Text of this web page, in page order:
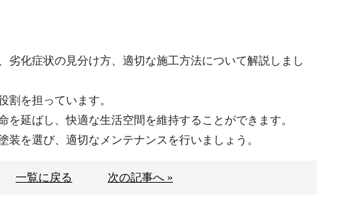
劣化症状の見分け方、適切な施工方法について解説しまし
割を担っています。
延ばし、快適な生活空間を維持することができます。
を選び、適切なメンテナンスを行いましょう。
一覧に戻る 次の記事へ »